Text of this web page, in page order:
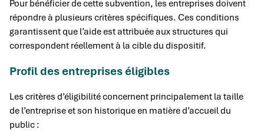
Pour bénéficier de cette subvention, les entreprises doivent
répondre à plusieurs critères spécifiques. Ces conditions
garantissent que l’aide est attribuée aux structures qui
correspondent réellement à la cible du dispositif.
Profil des entreprises éligibles
Les critères d’éligibilité concernent principalement la taille
de l’entreprise et son historique en matière d’accueil du
public :